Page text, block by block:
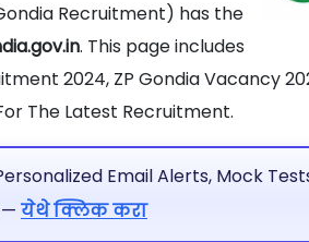
Recruitment) has the
. This page includes
2024, ZP Gondia Vacancy
The Latest Recruitment.
Email Alerts, Mock
— येथे क्लिक करा